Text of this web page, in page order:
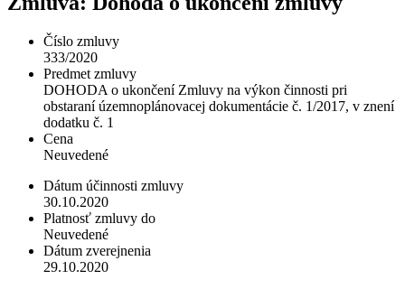
Číslo zmluvy
333/2020
Predmet zmluvy
DOHODA o ukončení Zmluvy na výkon činnosti pri
obstaraní územnoplánovacej dokumentácie č. 1/2017, v znení
dodatku č. 1
Cena
Neuvedené
Dátum účinnosti zmluvy
30.10.2020
Platnosť zmluvy do
Neuvedené
Dátum zverejnenia
29.10.2020